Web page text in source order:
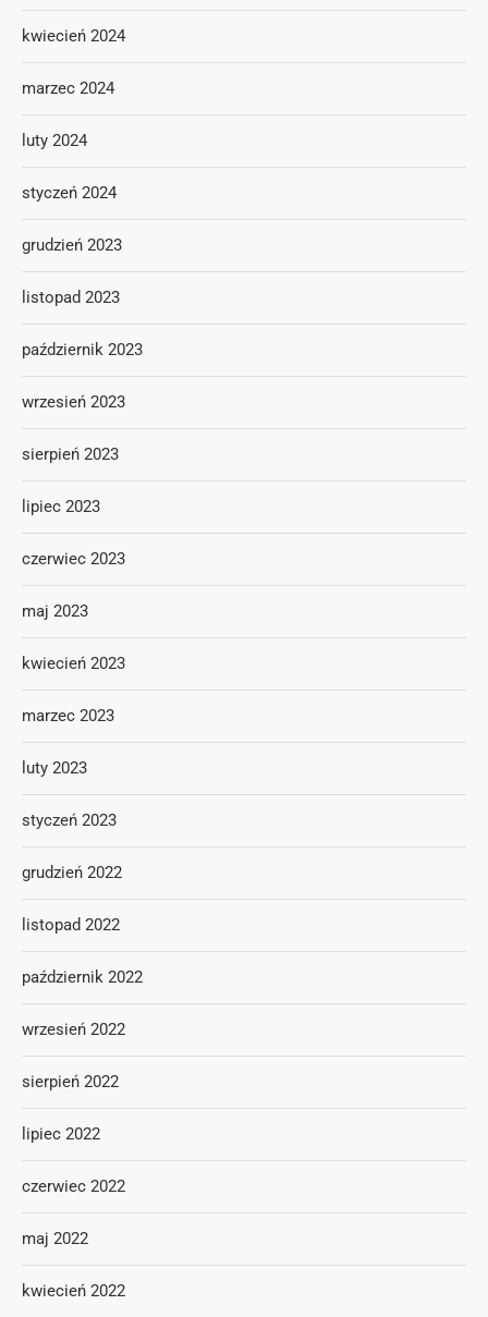
kwiecień 2024
marzec 2024
luty 2024
styczeń 2024
grudzień 2023
listopad 2023
październik 2023
wrzesień 2023
sierpień 2023
lipiec 2023
czerwiec 2023
maj 2023
kwiecień 2023
marzec 2023
luty 2023
styczeń 2023
grudzień 2022
listopad 2022
październik 2022
wrzesień 2022
sierpień 2022
lipiec 2022
czerwiec 2022
maj 2022
kwiecień 2022